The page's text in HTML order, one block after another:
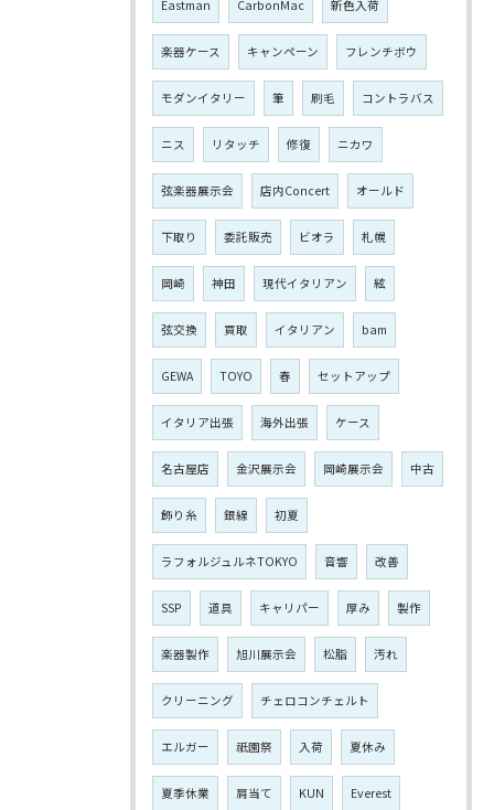
Eastman CarbonMac 新色入荷
楽器ケース キャンペーン フレンチボウ
モダンイタリー 筆 刷毛 コントラバス
ニス リタッチ 修復 ニカワ
弦楽器展示会 店内Concert オールド
下取り 委託販売 ビオラ 札幌
岡崎 神田 現代イタリアン 絃
弦交換 買取 イタリアン bam
GEWA TOYO 春 セットアップ
イタリア出張 海外出張 ケース
名古屋店 金沢展示会 岡崎展示会 中古
飾り糸 銀線 初夏
ラフォルジュルネTOKYO 音響 改善
SSP 道具 キャリパー 厚み 製作
楽器製作 旭川展示会 松脂 汚れ
クリーニング チェロコンチェルト
エルガー 祇園祭 入荷 夏休み
夏季休業 肩当て KUN Everest